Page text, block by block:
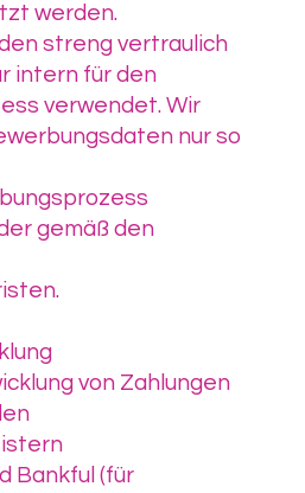
werden.
streng vertraulich
intern für den
verwendet. Wir
nur so
gemäß den
von Zahlungen
Bankful (für